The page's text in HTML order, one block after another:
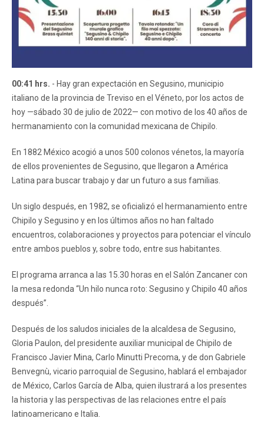
00:41 hrs. - Hay gran expectación en Segusino, municipio
italiano de la provincia de Treviso en el Véneto, por los actos de
hoy —sábado 30 de julio de 2022— con motivo de los 40 años de
hermanamiento con la comunidad mexicana de Chipilo.
En 1882 México acogió a unos 500 colonos vénetos, la mayoría
de ellos provenientes de Segusino, que llegaron a América
Latina para buscar trabajo y dar un futuro a sus familias.
Un siglo después, en 1982, se oficializó el hermanamiento entre
Chipilo y Segusino y en los últimos años no han faltado
encuentros, colaboraciones y proyectos para potenciar el vínculo
entre ambos pueblos y, sobre todo, entre sus habitantes.
El programa arranca a las 15.30 horas en el Salón Zancaner con
la mesa redonda “Un hilo nunca roto: Segusino y Chipilo 40 años
después”.
Después de los saludos iniciales de la alcaldesa de Segusino,
Gloria Paulon, del presidente auxiliar municipal de Chipilo de
Francisco Javier Mina, Carlo Minutti Precoma, y ​​de don Gabriele
Benvegnù, vicario parroquial de Segusino, hablará el embajador
de México, Carlos García de Alba, quien ilustrará a los presentes
la historia y las perspectivas de las relaciones entre el país
latinoamericano e Italia.